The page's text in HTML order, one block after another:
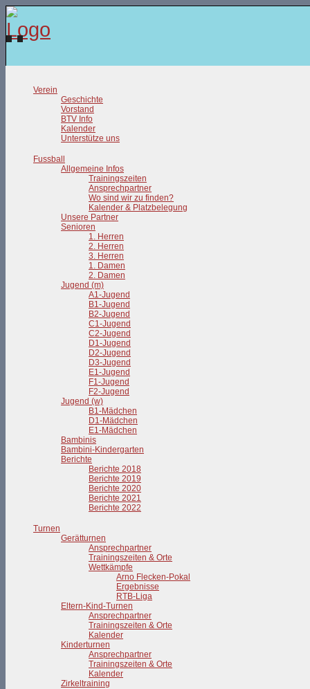
Verein
Geschichte
Vorstand
BTV Info
Kalender
Unterstütze uns
Fussball
Allgemeine Infos
Trainingszeiten
Ansprechpartner
Wo sind wir zu finden?
Kalender & Platzbelegung
Unsere Partner
Senioren
1. Herren
2. Herren
3. Herren
1. Damen
2. Damen
Jugend (m)
A1-Jugend
B1-Jugend
B2-Jugend
C1-Jugend
C2-Jugend
D1-Jugend
D2-Jugend
D3-Jugend
E1-Jugend
F1-Jugend
F2-Jugend
Jugend (w)
B1-Mädchen
D1-Mädchen
E1-Mädchen
Bambinis
Bambini-Kindergarten
Berichte
Berichte 2018
Berichte 2019
Berichte 2020
Berichte 2021
Berichte 2022
Turnen
Gerätturnen
Ansprechpartner
Trainingszeiten & Orte
Wettkämpfe
Arno Flecken-Pokal
Ergebnisse
RTB-Liga
Eltern-Kind-Turnen
Ansprechpartner
Trainingszeiten & Orte
Kalender
Kinderturnen
Ansprechpartner
Trainingszeiten & Orte
Kalender
Zirkeltraining